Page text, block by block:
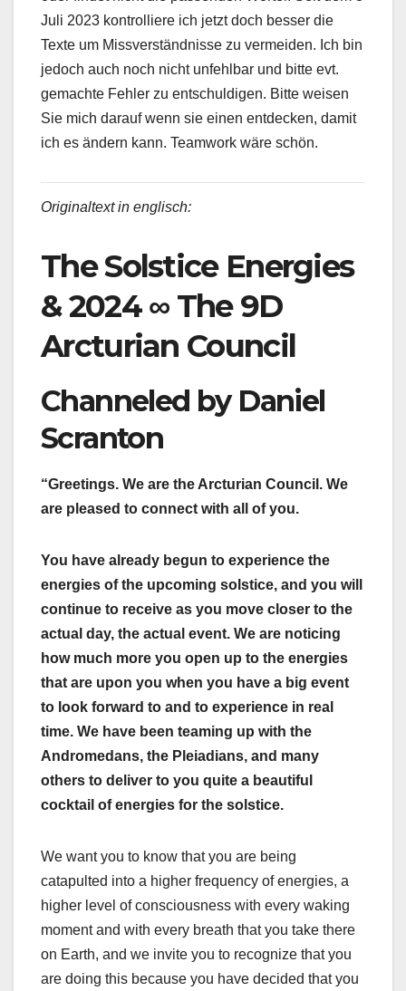
Juli 2023 kontrolliere ich jetzt doch besser die
Texte um Missverständnisse zu vermeiden. Ich bin
jedoch auch noch nicht unfehlbar und bitte evt.
gemachte Fehler zu entschuldigen. Bitte weisen
Sie mich darauf wenn sie einen entdecken, damit
ich es ändern kann. Teamwork wäre schön.
Originaltext in englisch:
The Solstice Energies
& 2024 ∞ The 9D
Arcturian Council
Channeled by Daniel
Scranton
“Greetings. We are the Arcturian Council. We
are pleased to connect with all of you.
You have already begun to experience the
energies of the upcoming solstice, and you will
continue to receive as you move closer to the
actual day, the actual event. We are noticing
how much more you open up to the energies
that are upon you when you have a big event
to look forward to and to experience in real
time. We have been teaming up with the
Andromedans, the Pleiadians, and many
others to deliver to you quite a beautiful
cocktail of energies for the solstice.
We want you to know that you are being
catapulted into a higher frequency of energies, a
higher level of consciousness with every waking
moment and with every breath that you take there
on Earth, and we invite you to recognize that you
are doing this because you have decided that you